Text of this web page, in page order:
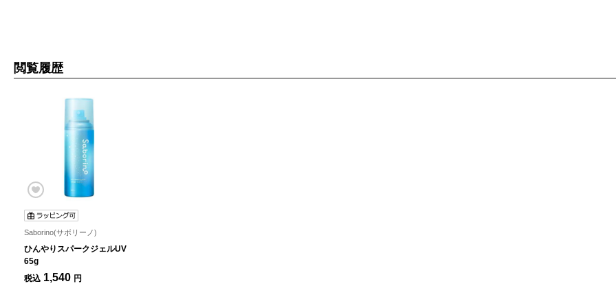
閲覧履歴
Saborino(サボリーノ)
ひんやりスパークジェルUV
65g
税込 1,540 円